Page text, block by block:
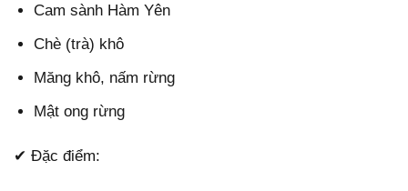
Cam sành Hàm Yên
Chè (trà) khô
Măng khô, nấm rừng
Mật ong rừng
✔ Đặc điểm: